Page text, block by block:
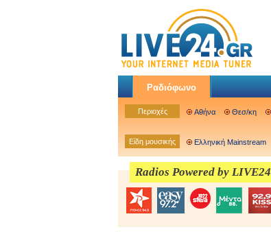
Ραδιόφωνο
Περιοχές Αθήνα Θεσ/κη
Είδη μουσικής Ελληνική Mainstream
Radios Powered by LIVE24